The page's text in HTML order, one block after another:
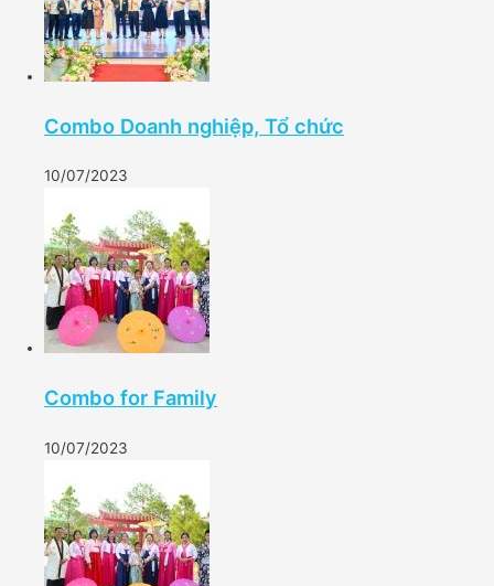
Combo Doanh nghiệp, Tổ chức
10/07/2023
Combo for Family
10/07/2023